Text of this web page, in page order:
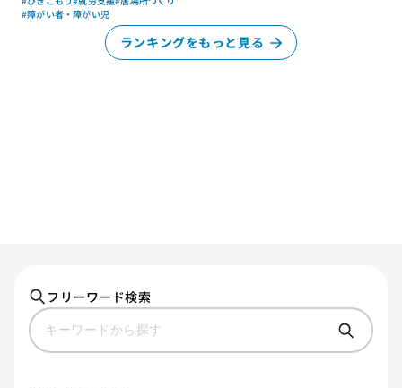
#障がい者・障がい児
ランキングをもっと見る
フリーワード検索